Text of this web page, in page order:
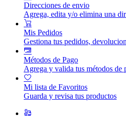
Direcciones de envio
Agrega, edita y/o elimina una
Mis Pedidos
Gestiona tus pedidos,
Métodos de Pago
Agrega y valida tus métodos de
Mi lista de Favoritos
Guarda y revisa tus productos